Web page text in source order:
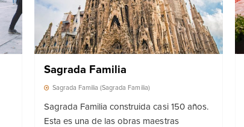
Sagrada Familia
Sagrada Familia (Sagrada Familia)
Sagrada Familia construida casi 150 años.
Esta es una de las obras maestras